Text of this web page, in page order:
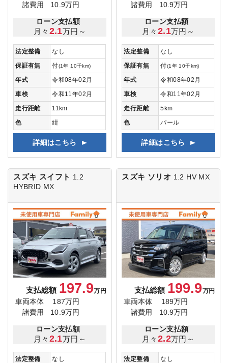
諸費用
10.9万円
ローン支払額
月々 2.1万円～
法定整備
なし
保証有無
付(1年 10千km)
年式
令和08年02月
車検
令和11年02月
走行距離
11km
色
紺
詳細はこちら
諸費用
10.9万円
ローン支払額
月々 2.1万円～
法定整備
なし
保証有無
付(1年 10千km)
年式
令和08年02月
車検
令和11年02月
走行距離
5km
色
パール
詳細はこちら
スズキ スイフト 1.2
HYBRID MX
支払総額 197.9万円
車両本体
187万円
諸費用
10.9万円
ローン支払額
月々 2.1万円～
法定整備
なし
スズキ ソリオ 1.2 HV MX
支払総額 199.9万円
車両本体
189万円
諸費用
10.9万円
ローン支払額
月々 2.2万円～
法定整備
なし